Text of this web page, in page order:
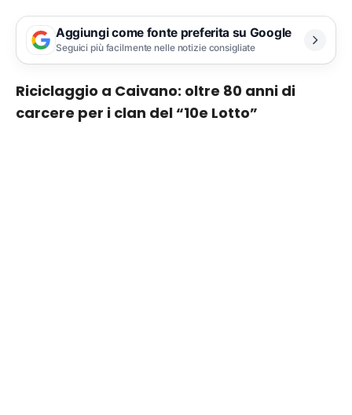
Aggiungi come fonte preferita su Google
Seguici più facilmente nelle notizie consigliate
Riciclaggio a Caivano: oltre 80 anni di
carcere per i clan del “10e Lotto”